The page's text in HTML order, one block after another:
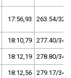
17:56,93 263.54/32,4
18:10,79 277.40/34,1
18:12,19 278.80/34,3
18:12,56 279.17/34,3